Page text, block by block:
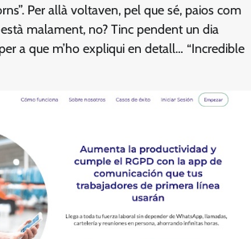
Per allà voltaven, pel que sé, paios com
malament, no? Tinc pendent un dia
a que m’ho expliqui en detall… “Incredible